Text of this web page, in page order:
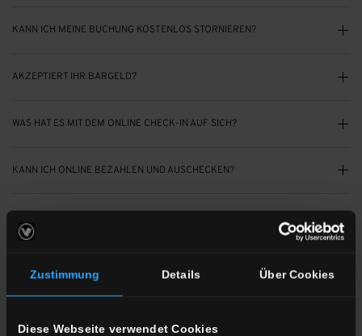
Zustimmung Details Über Cookies
Diese Webseite verwendet Cookies
KANN ICH MEINE BUCHUNG KOSTENLOS STORNIEREN?
AKZEPTIERT IHR BARGELD?
WAS HAT ES MIT DEM ONLINE CHECK-IN AUF SICH?
KANN ICH ONLINE BEZAHLEN UND AUSCHECKEN?
HABE?
Fragen zum Hotel